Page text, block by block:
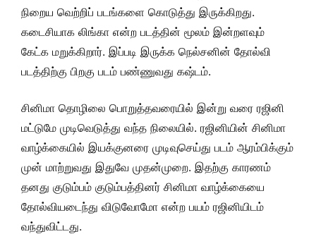
நிறைய வெற்றிப் படங்களை கொடுத்து இருக்கிறது.
கடைசியாக லிங்கா என்ற படத்தின் மூலம் இன்றளவும்
கேட்க மறுக்கிறார். இப்படி இருக்க நெல்சனின் தோல்வி
படத்திற்கு பிறகு படம் பண்ணுவது கஷ்டம்.
சினிமா தொழிலை பொறுத்தவரையில் இன்று வரை ரஜினி
மட்டுமே முடிவெடுத்து வந்த நிலையில். ரஜினியின் சினிமா
வாழ்க்கையில் இயக்குனரை முடிவுசெய்து படம் ஆரம்பிக்கும்
முன் மாற்றுவது இதுவே முதன்முறை. இதற்கு காரணம்
தனது குடும்பம் குடும்பத்தினர் சினிமா வாழ்க்கையை
தோல்வியடைந்து விடுவோமோ என்ற பயம் ரஜினியிடம்
வந்துவிட்டது.